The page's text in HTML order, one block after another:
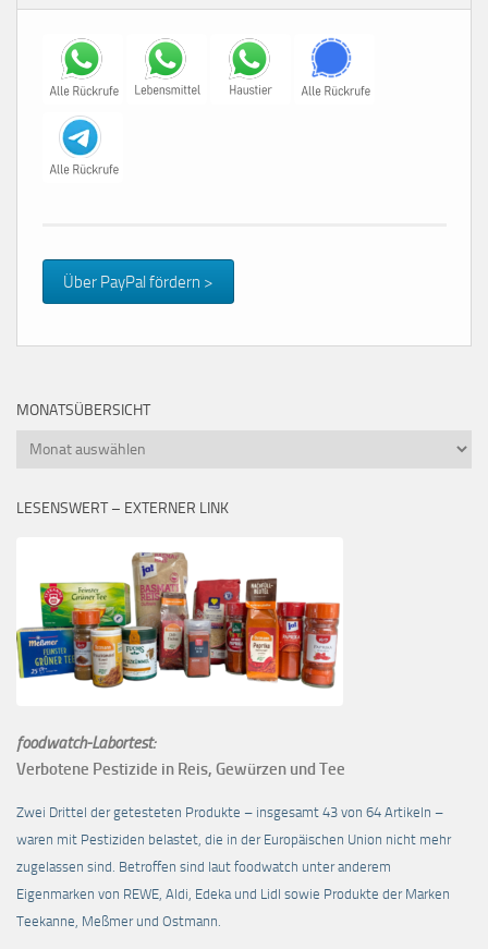
Über PayPal fördern >
MONATSÜBERSICHT
Monatsübersicht
LESENSWERT – EXTERNER LINK
foodwatch-Labortest:
Verbotene Pestizide in Reis, Gewürzen und Tee
Zwei Drittel der getesteten Produkte – insgesamt 43 von 64 Artikeln –
waren mit Pestiziden belastet, die in der Europäischen Union nicht mehr
zugelassen sind. Betroffen sind laut foodwatch unter anderem
Eigenmarken von REWE, Aldi, Edeka und Lidl sowie Produkte der Marken
Teekanne, Meßmer und Ostmann.